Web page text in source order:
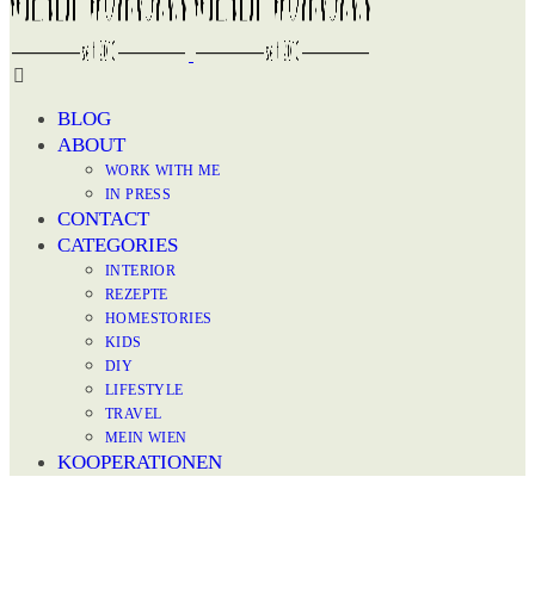
BLOG
ABOUT
WORK WITH ME
IN PRESS
CONTACT
CATEGORIES
INTERIOR
REZEPTE
HOMESTORIES
KIDS
DIY
LIFESTYLE
TRAVEL
MEIN WIEN
KOOPERATIONEN